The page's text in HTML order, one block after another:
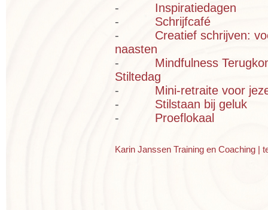
- Inspiratiedagen
- Schrijfcafé
- Creatief schrijven:
naasten
- Mindfulness
Stiltedag
- Mini-retraite voor
- Stilstaan bij geluk
- Proeflokaal
Karin Janssen Training en Coaching |